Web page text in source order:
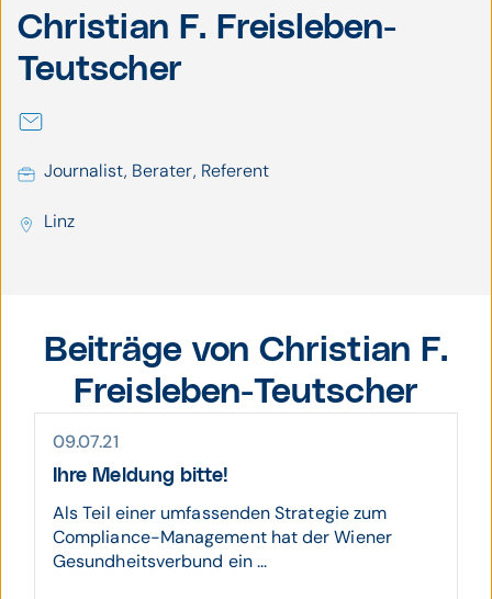
Freisleben-
Teutscher
Christian F.
Freisleben-
Christian F. Freisleben-
Teutscher
Journalist, Berater, Referent
Linz
Beiträge von Christian F.
Freisleben-Teutscher
09.07.21
Ihre Meldung bitte!
Als Teil einer umfassenden Strategie zum
Compliance-Management hat der Wiener
Gesundheitsverbund ein ...